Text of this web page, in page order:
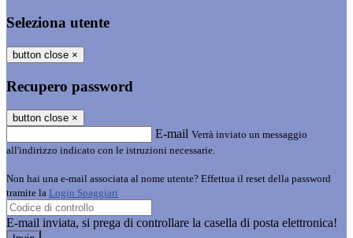
Seleziona utente
button close ×
Recupero password
button close ×
E-mail Verrà inviato un messaggio
all'indirizzo indicato con le istruzioni necessarie.
Non hai una e-mail associata al nome utente? Effettua il reset della password
tramite la Login Spaggiari
E-mail inviata, si prega di controllare la casella di posta elettronica!